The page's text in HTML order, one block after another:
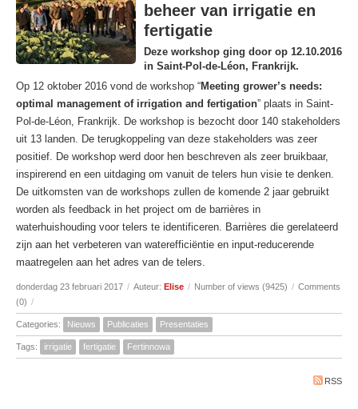
beheer van irrigatie en
fertigatie
Deze workshop ging door op 12.10.2016
in Saint-Pol-de-Léon, Frankrijk.
Op 12 oktober 2016 vond de workshop “Meeting grower’s needs:
optimal management of irrigation and fertigation” plaats in Saint-
Pol-de-Léon, Frankrijk. De workshop is bezocht door 140 stakeholders
uit 13 landen. De terugkoppeling van deze stakeholders was zeer
positief. De workshop werd door hen beschreven als zeer bruikbaar,
inspirerend en een uitdaging om vanuit de telers hun visie te denken.
De uitkomsten van de workshops zullen de komende 2 jaar gebruikt
worden als feedback in het project om de barrières in
waterhuishouding voor telers te identificeren. Barrières die gerelateerd
zijn aan het verbeteren van waterefficiëntie en input-reducerende
maatregelen aan het adres van de telers.
donderdag 23 februari 2017 / Auteur: Elise / Number of views (9425) / Comments
(0) /
Categories: Nieuws Publicaties Presentaties
Tags: irrigatie fertigatie Fertinnowa
RSS